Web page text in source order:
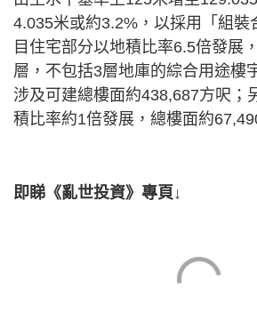
4.035米或約3.2%，以採用「組裝
目住宅部分以地積比率6.5倍發展
層，不包括3層地庫的綜合用途樓
涉及可建總樓面約438,687方呎；
積比率約1倍發展，總樓面約
即睇《亂世投資》專頁↓